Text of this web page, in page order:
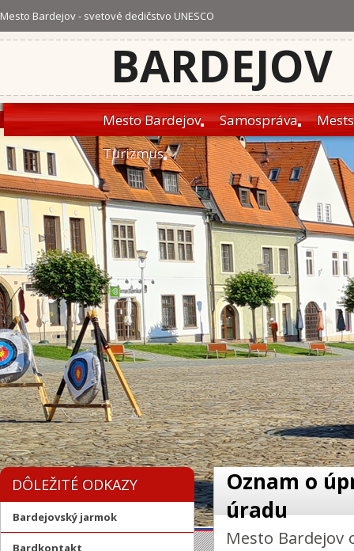
Mesto Bardejov - svetové dedičstvo UNESCO
BARDEJOV
Mesto Bardejov Samospráva
Turizmus
DÔLEŽITÉ ODKAZY
Bardejovský jarmok
Bardkontakt
Oznam o
úradu
Mesto Bardejov